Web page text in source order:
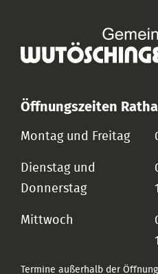
Öffnungszeiten
Montag und Freitag
Dienstag und
Donnerstag
Mittwoch
Termine außerhalb der